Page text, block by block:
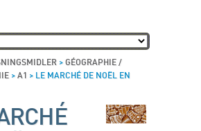
> GÉOGRAPHIE /
> A1 > LE MARCHÉ DE NOËL EN